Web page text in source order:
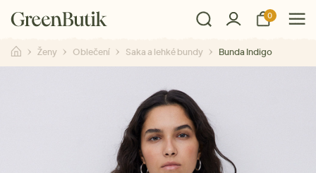
0
Ženy Oblečení Saka a lehké bundy Bunda Indigo